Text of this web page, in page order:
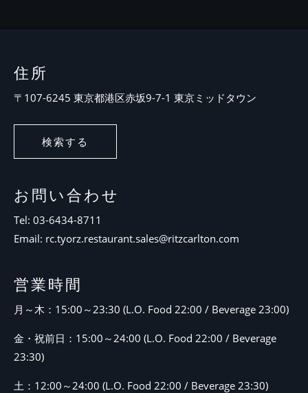
住所
〒107-6245 東京都港区赤坂9-7-1 東京ミッドタウン
検索する
お問い合わせ
Tel: 03-6434-8711
Email: rc.tyorz.restaurant.sales@ritzcarlton.com
営業時間
月～木：15:00～23:30 (L.O. Food 22:00 / Beverage 23:00)
金・祝前日：15:00～24:00 (L.O. Food 22:00 / Beverage
23:30)
土：12:00～24:00 (L.O. Food 22:00 / Beverage 23:30)